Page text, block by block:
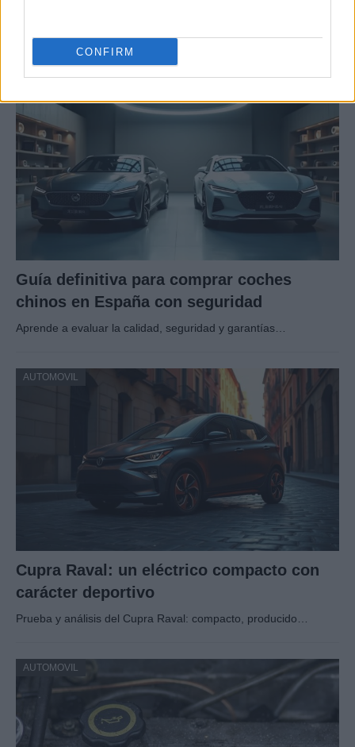
CONFIRM
Según registros de la DGT en 2019 se…
Guía definitiva para comprar coches
chinos en España con seguridad
Aprende a evaluar la calidad, seguridad y garantías…
AUTOMOVIL
Cupra Raval: un eléctrico compacto con
carácter deportivo
Prueba y análisis del Cupra Raval: compacto, producido…
AUTOMOVIL